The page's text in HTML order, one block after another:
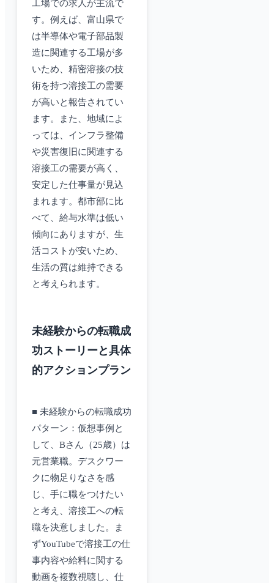
工場での求人が主流で
す。例えば、富山県で
は半導体や電子部品製
造に関連する工場が多
いため、精密溶接の技
術を持つ溶接工の需要
が高いと報告されてい
ます。また、地域によ
っては、インフラ整備
や災害復旧に関連する
溶接工の需要が高く、
安定した仕事量が見込
まれます。都市部に比
べて、給与水準は低い
傾向にありますが、生
活コストが安いため、
生活の質は維持できる
と考えられます。
未経験からの転職成
功ストーリーと具体
的アクションプラン
■ 未経験からの転職成功
パターン：仮想事例と
して、Bさん（25歳）は
元営業職。デスクワー
クに物足りなさを感
じ、手に職をつけたい
と考え、溶接工への転
職を決意しました。ま
ずYouTubeで溶接工の仕
事内容や給料に関する
動画を複数視聴し、仕